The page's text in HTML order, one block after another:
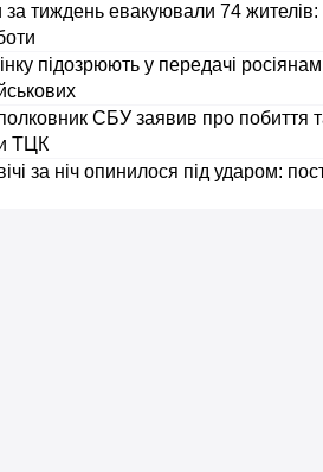
тиждень евакуювали 74 жителів:
підозрюють у передачі
СБУ заявив про побиття
ТЦК
за ніч опинилося під ударом: